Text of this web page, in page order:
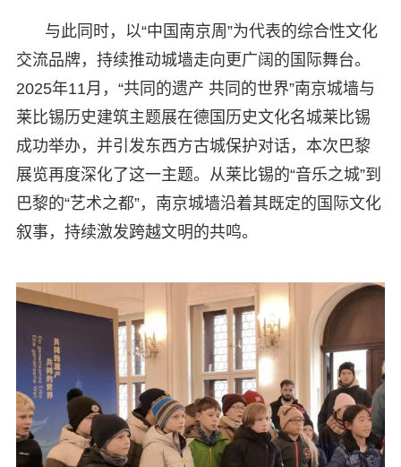
与此同时，以“中国南京周”为代表的综合性文化
交流品牌，持续推动城墙走向更广阔的国际舞台。
2025年11月，“共同的遗产 共同的世界”南京城墙与
莱比锡历史建筑主题展在德国历史文化名城莱比锡
成功举办，并引发东西方古城保护对话，本次巴黎
展览再度深化了这一主题。从莱比锡的“音乐之城”到
巴黎的“艺术之都”，南京城墙沿着其既定的国际文化
叙事，持续激发跨越文明的共鸣。